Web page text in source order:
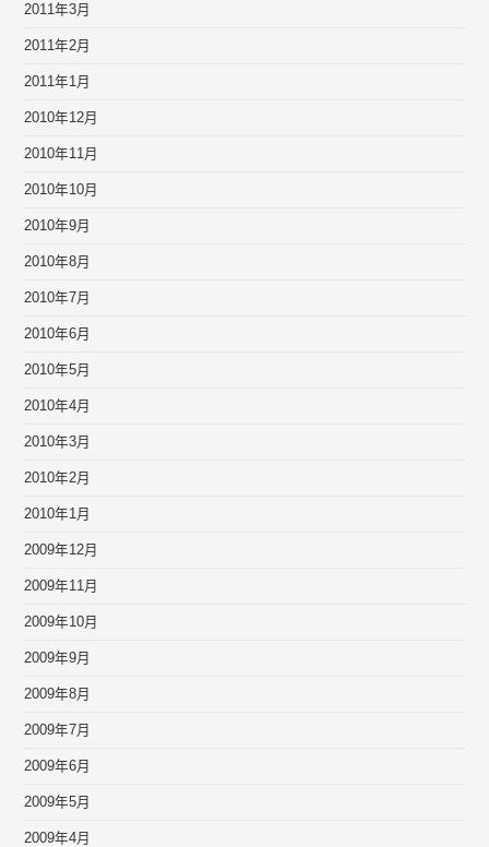
2011年3月
2011年2月
2011年1月
2010年12月
2010年11月
2010年10月
2010年9月
2010年8月
2010年7月
2010年6月
2010年5月
2010年4月
2010年3月
2010年2月
2010年1月
2009年12月
2009年11月
2009年10月
2009年9月
2009年8月
2009年7月
2009年6月
2009年5月
2009年4月